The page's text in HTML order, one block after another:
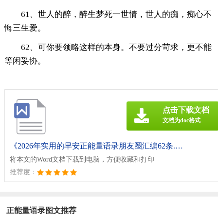
61、世人的醉，醉生梦死一世情，世人的痴，痴心不
悔三生爱。
62、可你要领略这样的本身。不要过分苛求，更不能
等闲妥协。
《2026年实用的早安正能量语录朋友圈汇编62条.doc》
将本文的Word文档下载到电脑，方便收藏和打印
推荐度：
点击下载文档
文档为doc格式
正能量语录图文推荐